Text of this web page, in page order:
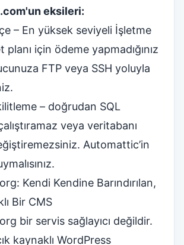
eksileri:
– En yüksek seviyeli İşletme
için ödeme yapmadığınız
FTP veya SSH yoluyla
– doğrudan SQL
veya veritabanı
Automattic’in
Kendi Kendine Barındırılan,
Bir CMS
bir servis sağlayıcı değildir.
kaynaklı WordPress